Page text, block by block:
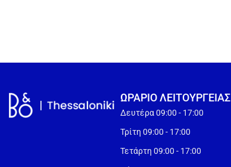
ΩΡΑΡΙΟ ΛΕΙΤΟΥΡΓEΙΑΣ
Δευτέρα 09:00 - 17:00
Τρίτη 09:00 - 17:00
Τετάρτη 09:00 - 17:00